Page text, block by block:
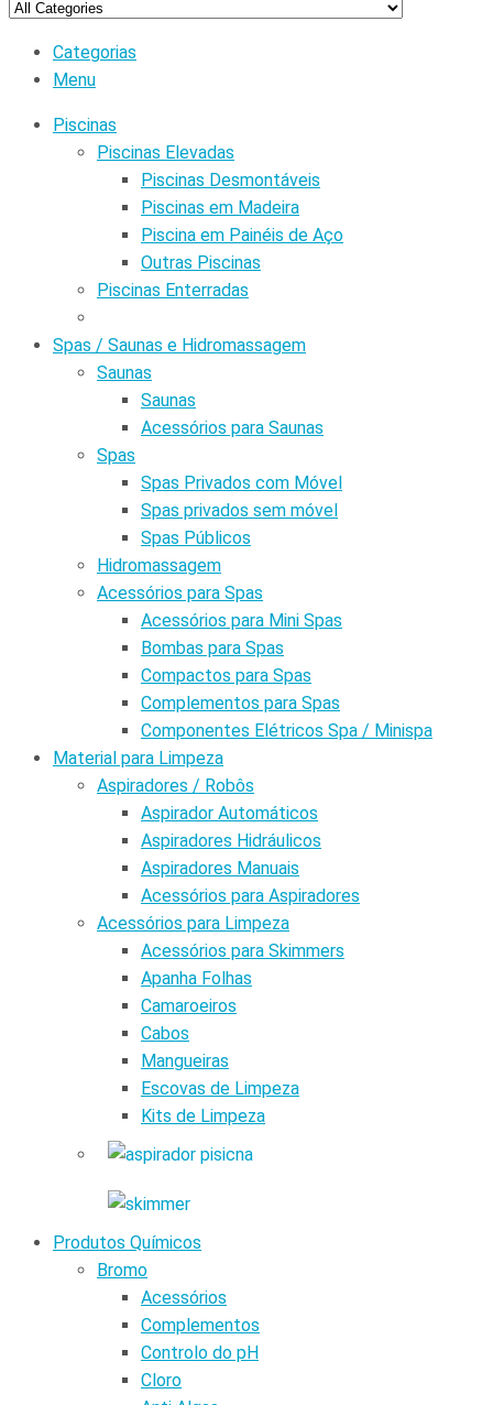
Categorias
Menu
Piscinas
Piscinas Elevadas
Piscinas Desmontáveis
Piscinas em Madeira
Piscina em Painéis de Aço
Outras Piscinas
Piscinas Enterradas
Spas / Saunas e Hidromassagem
Saunas
Saunas
Acessórios para Saunas
Spas
Spas Privados com Móvel
Spas privados sem móvel
Spas Públicos
Hidromassagem
Acessórios para Spas
Acessórios para Mini Spas
Bombas para Spas
Compactos para Spas
Complementos para Spas
Componentes Elétricos Spa / Minispa
Material para Limpeza
Aspiradores / Robôs
Aspirador Automáticos
Aspiradores Hidráulicos
Aspiradores Manuais
Acessórios para Aspiradores
Acessórios para Limpeza
Acessórios para Skimmers
Apanha Folhas
Camaroeiros
Cabos
Mangueiras
Escovas de Limpeza
Kits de Limpeza
Produtos Químicos
Bromo
Acessórios
Complementos
Controlo do pH
Cloro